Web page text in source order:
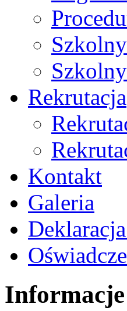
Rekrutacja
Kontakt
Galeria
Informacje